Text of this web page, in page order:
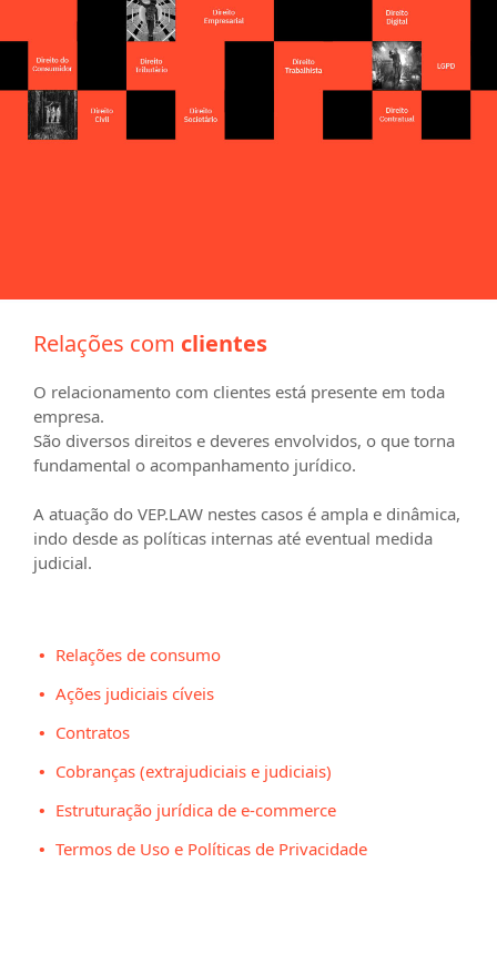
Relações com clientes
O relacionamento com clientes está presente em toda
empresa.
São diversos direitos e deveres envolvidos, o que torna
fundamental o acompanhamento jurídico.
A atuação do VEP.LAW nestes casos é ampla e dinâmica,
indo desde as políticas internas até eventual medida
judicial.
Relações de consumo
Ações judiciais cíveis
Contratos
Cobranças (extrajudiciais e judiciais)
Estruturação jurídica de e-commerce
Termos de Uso e Políticas de Privacidade